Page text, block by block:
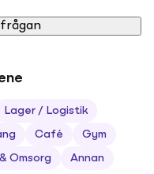
Lager / Logistik
Café Gym
Omsorg Annan